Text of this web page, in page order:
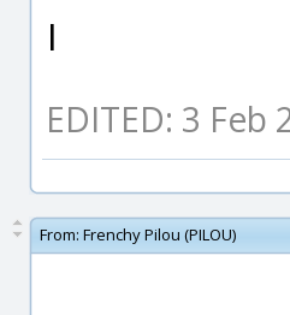
I
EDITED: 3 Feb
From: Frenchy Pilou (PILOU)